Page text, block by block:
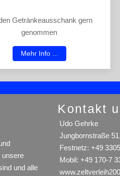
Getränkeausschank gern
genommen
Mehr Info ...
unsere
und alle
Kontakt
Udo Gehrke
Jungbornstraße
Festnetz: +49
Mobil: +49 170-7